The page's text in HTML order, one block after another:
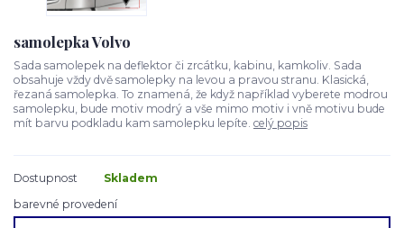
samolepka Volvo
Sada samolepek na deflektor či zrcátku, kabinu, kamkoliv. Sada
obsahuje vždy dvě samolepky na levou a pravou stranu. Klasická,
řezaná samolepka. To znamená, že když například vyberete modrou
samolepku, bude motiv modrý a vše mimo motiv i vně motivu bude
mít barvu podkladu kam samolepku lepíte. celý popis
Dostupnost
Skladem
barevné provedení